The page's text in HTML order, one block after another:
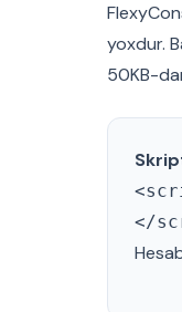
yoxdur.
50KB-
</